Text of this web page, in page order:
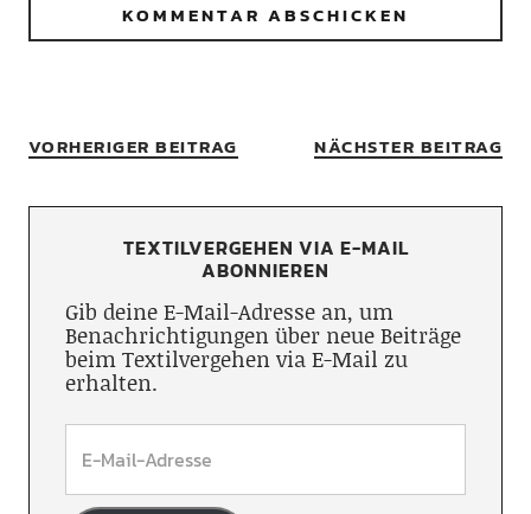
VORHERIGER BEITRAG NÄCHSTER BEITRAG
TEXTILVERGEHEN VIA E-MAIL
ABONNIEREN
Gib deine E-Mail-Adresse an, um
Benachrichtigungen über neue Beiträge
beim Textilvergehen via E-Mail zu
erhalten.